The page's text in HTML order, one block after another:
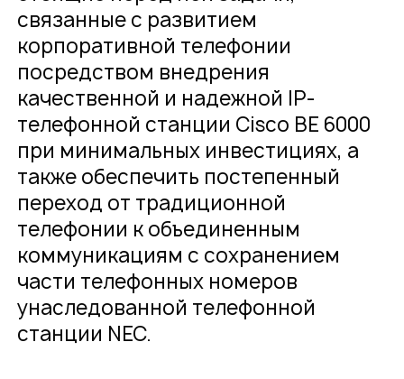
связанные с развитием
корпоративной телефонии
посредством внедрения
качественной и надежной IP-
телефонной станции Cisco BE 6000
при минимальных инвестициях, а
также обеспечить постепенный
переход от традиционной
телефонии к объединенным
коммуникациям с сохранением
части телефонных номеров
унаследованной телефонной
станции NEC.